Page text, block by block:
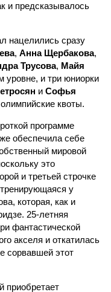
и предсказывалось
нацелились сразу
, Анна Щербакова,
Трусова, Майя
уровне, и три юниорки
и Софья
квоты.
программе
обеспечила себе
мировой
это
и третьей строчке
у
которая, как и
25-летняя
фантастической
акселя и откатилась
сорвавшей этот
приобретает